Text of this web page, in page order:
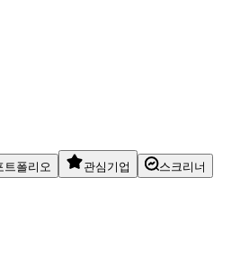
트폴리오 관심기업
스크리너